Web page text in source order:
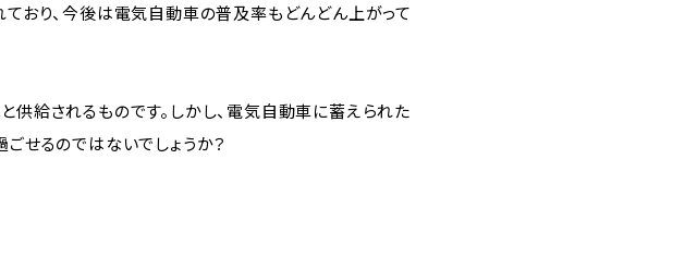
おり、今後は電気自動車の普及率もどんどん上がって
給されるものです。しかし、電気自動車に蓄えられた
せるのではないでしょうか？